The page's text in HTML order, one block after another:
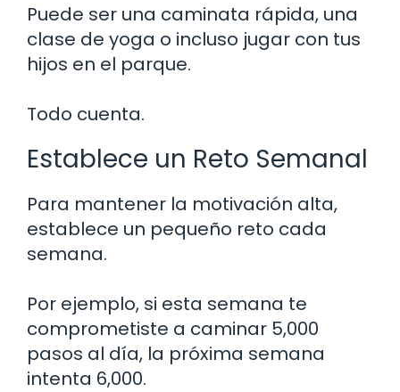
Puede ser una caminata rápida, una
clase de yoga o incluso jugar con tus
hijos en el parque.
Todo cuenta.
Establece un Reto Semanal
Para mantener la motivación alta,
establece un pequeño reto cada
semana.
Por ejemplo, si esta semana te
comprometiste a caminar 5,000
pasos al día, la próxima semana
intenta 6,000.